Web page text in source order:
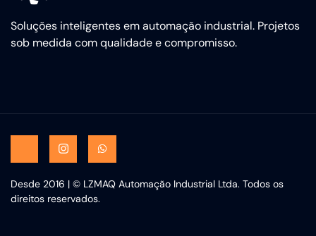
Soluções inteligentes em automação industrial. Projetos
sob medida com qualidade e compromisso.
Desde 2016 | © LZMAQ Automação Industrial Ltda. Todos os
direitos reservados.